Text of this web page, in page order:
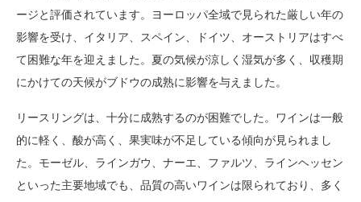
ージと評価されています。ヨーロッパ全域で見られた厳しい年の
影響を受け、イタリア、スペイン、ドイツ、オーストリアはすべ
て困難な年を迎えました。夏の気候が涼しく湿気が多く、収穫期
にかけての天候がブドウの成熟に影響を与えました。
リースリングは、十分に成熟するのが困難でした。ワインは一般
的に軽く、酸が高く、果実味が不足している傾向が見られまし
た。モーゼル、ラインガウ、ナーエ、ファルツ、ラインヘッセン
といった主要地域でも、品質の高いワインは限られており、多く